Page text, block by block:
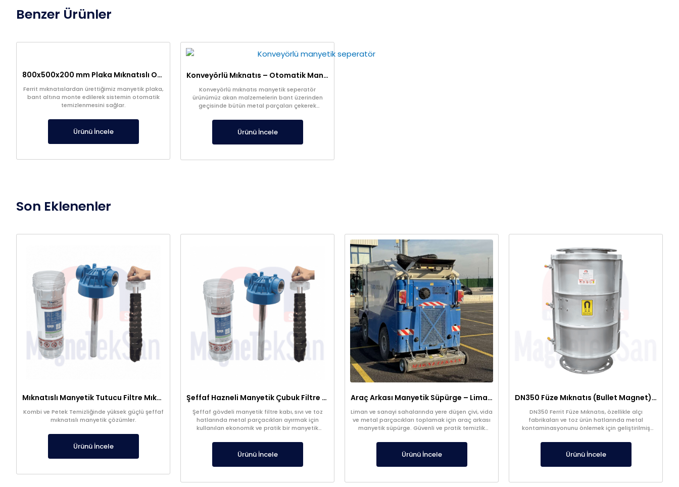
Benzer Ürünler
800x500x200 mm Plaka Mıknatıslı Otomatik Temizlemeli Manyetik Konveyör – Geri Dönüşüm Sektörü Konveyör Bant Üzerine
Ferrit mıknatıslardan ürettiğimiz manyetik plaka,
bant altına monte edilerek sistemin otomatik
temizlenmesini sağlar.
Ürünü İncele
Konveyörlü Mıknatıs – Otomatik Manyetik Ayırıcı
Konveyörlü mıknatıs manyetik seperatör
ürünümüz akan malzemelerin bant üzerinden
geçisinde bütün metal parçaları çekerek
Ürünü İncele
Son Eklenenler
Mıknatıslı Manyetik Tutucu Filtre Mıknatıs – Petek ve Kombi Temizliği
Kombi ve Petek Temizliğinde yüksek güçlü şeffaf
mıknatıslı manyetik çözümler.
Ürünü İncele
Şeffaf Hazneli Manyetik Çubuk Filtre – Ekonomik ve Yüksek Verimli Metal Tutucu
Şeffaf gövdeli manyetik filtre kabı, sıvı ve toz
hatlarında metal parçacıkları ayırmak için
kullanılan ekonomik ve pratik bir manyetik
kalitesini artırır ve ekipmanları korur.
Ürünü İncele
Araç Arkası Manyetik Süpürge – Liman, Fuar Alanı ve Otomotiv Fabrikaları İçin
Liman ve sanayi sahalarında yere düşen çivi, vida
ve metal parçacıkları toplamak için araç arkası
manyetik süpürge. Güvenli ve pratik temizlik
Ürünü İncele
DN350 Füze Mıknatıs (Bullet Magnet) – Toz ve Alçı Hatlarında Tıkanma Yapmaz Manyetik Seperatör
DN350 Ferrit Füze Mıknatıs, özellikle alçı
fabrikaları ve toz ürün hatlarında metal
kontaminasyonunu önlemek için geliştirilmiş
Ürünü İncele